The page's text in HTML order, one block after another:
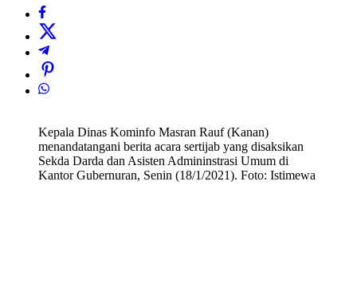
Kepala Dinas Kominfo Masran Rauf (Kanan)
menandatangani berita acara sertijab yang disaksikan
Sekda Darda dan Asisten Admininstrasi Umum di
Kantor Gubernuran, Senin (18/1/2021). Foto: Istimewa